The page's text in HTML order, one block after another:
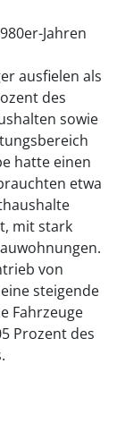
Jahren
ausfielen als
des
sowie
hatte einen
etwa
mit stark
von
steigende
Fahrzeuge
Prozent des